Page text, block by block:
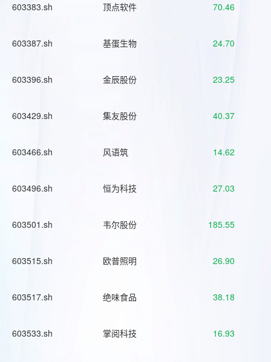
603383.sh 顶点软件 70.46
603387.sh 基蛋生物 24.70
603396.sh 金辰股份 23.25
603429.sh 集友股份 40.37
603466.sh 风语筑 14.62
603496.sh 恒为科技 27.03
603501.sh 韦尔股份 185.55
603515.sh 欧普照明 26.90
603517.sh 绝味食品 38.18
603533.sh 掌阅科技 16.93